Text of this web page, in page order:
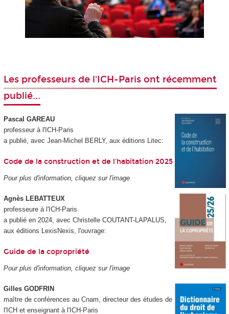
Les professeurs de l'ICH-Paris ont récemment
publié...
Pascal GAREAU
professeur à l'ICH-Paris
a publié, avec Jean-Michel BERLY, aux éditions Litec:
Code de la construction et de l'habitation 2025
Pour plus d'information, cliquez sur l'image
Agnès LEBATTEUX
professeure à l'ICH-Paris
a publié en 2024, avec Christelle COUTANT-LAPALUS,
aux éditions LexisNexis, l'ouvrage:
Guide de la copropriété
Pour plus d'information, cliquez sur l'image
Gilles GODFRIN
maître de conférences au Cnam, directeur des études de
l'ICH et enseignant à l'ICH-Paris